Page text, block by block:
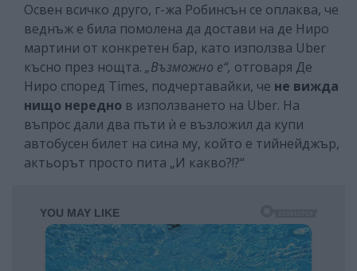
Освен всичко друго, г-жа Робинсън се оплаква, че
веднъж е била помолена да достави на де Ниро
мартини от конкретен бар, като използва Uber
късно през нощта. „Възможно е“, отговаря Де
Ниро според Times, подчертавайки, че не вижда
нищо нередно в използването на Uber. На
въпрос дали два пъти ѝ е възложил да купи
автобусен билет на сина му, който е тийнейджър,
актьорът просто пита „И какво?!?“